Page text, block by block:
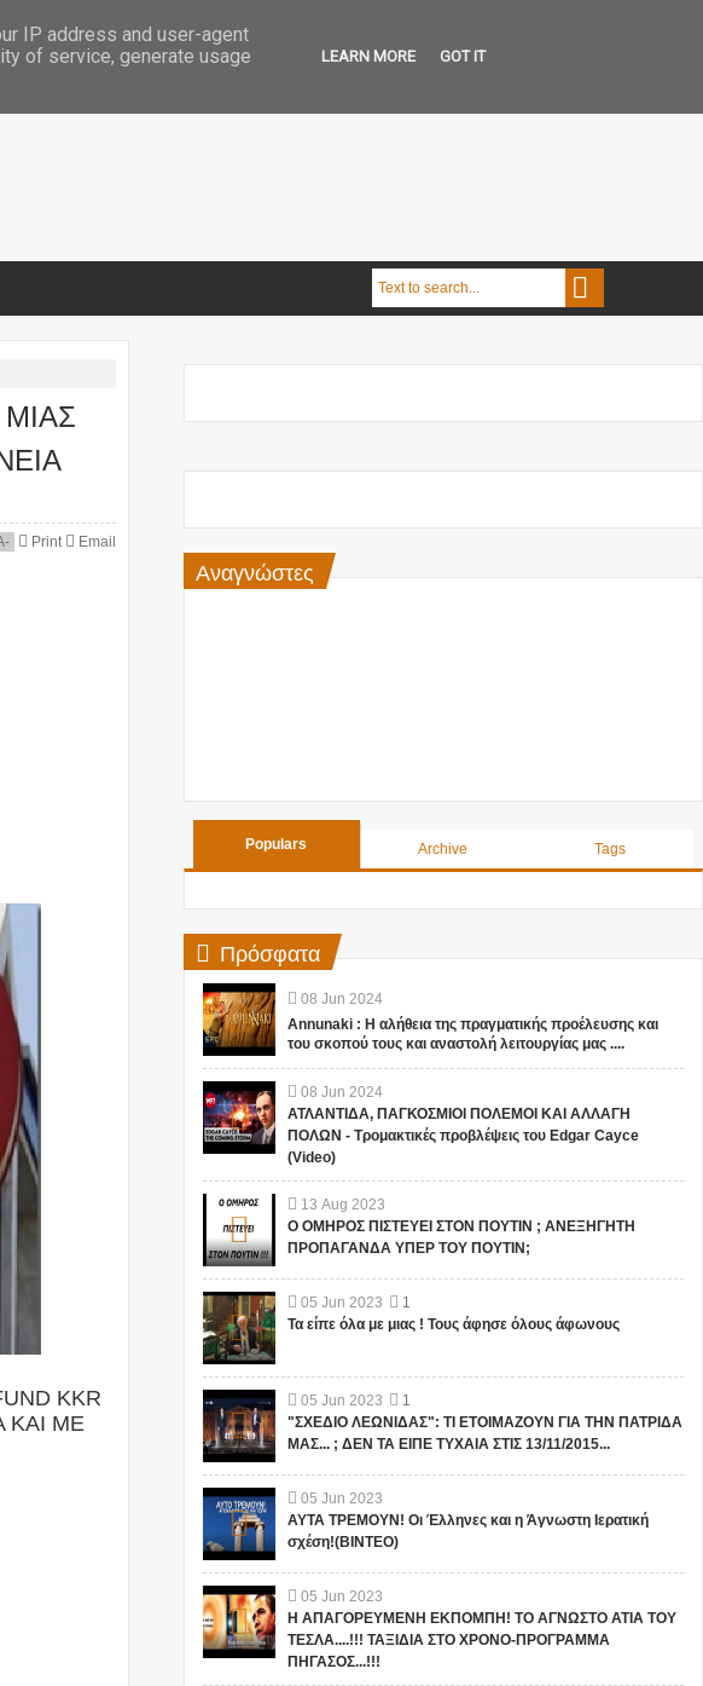
- Print Email
ΚΚR
ΚΑΙ ΜΕ
Αναγνώστες
Populars Archive Tags
Πρόσφατα
08 Jun 2024
Annunaki : Η αλήθεια της πραγματικής προέλευσης και
του σκοπού τους και αναστολή λειτουργίας μας ....
08 Jun 2024
ΑΤΛΑΝΤΙΔΑ, ΠΑΓΚΟΣΜΙΟΙ ΠΟΛΕΜΟΙ ΚΑΙ ΑΛΛΑΓΗ
ΠΟΛΩΝ - Τρομακτικές προβλέψεις του Edgar Cayce
(Video)
13 Aug 2023
Ο ΟΜΗΡΟΣ ΠΙΣΤΕΥΕΙ ΣΤΟΝ ΠΟΥΤΙΝ ; ΑΝΕΞΗΓΗΤΗ
ΠΡΟΠΑΓΑΝΔΑ ΥΠΕΡ ΤΟΥ ΠΟΥΤΙΝ;
05 Jun 2023
1
Τα είπε όλα με μιας ! Τους άφησε όλους άφωνους
05 Jun 2023
1
"ΣΧΕΔΙΟ ΛΕΩΝΙΔΑΣ": ΤΙ ΕΤΟΙΜΑΖΟΥΝ ΓΙΑ ΤΗΝ ΠΑΤΡΙΔΑ
ΜΑΣ... ; ΔΕΝ ΤΑ ΕΙΠΕ ΤΥΧΑΙΑ ΣΤΙΣ 13/11/2015...
05 Jun 2023
ΑΥΤΑ ΤΡΕΜΟΥΝ! Οι Έλληνες και η Άγνωστη Ιερατική
σχέση!(ΒΙΝΤΕΟ)
05 Jun 2023
Η ΑΠΑΓΟΡΕΥΜΕΝΗ ΕΚΠΟΜΠΗ! ΤΟ ΑΓΝΩΣΤΟ ΑΤΙΑ ΤΟΥ
ΤΕΣΛΑ....!!! ΤΑΞΙΔΙΑ ΣΤΟ ΧΡΟΝΟ-ΠΡΟΓΡΑΜΜΑ
ΠΗΓΑΣΟΣ...!!!
IP address and user-agent
of service, generate usage
LEARN MORE GOT IT